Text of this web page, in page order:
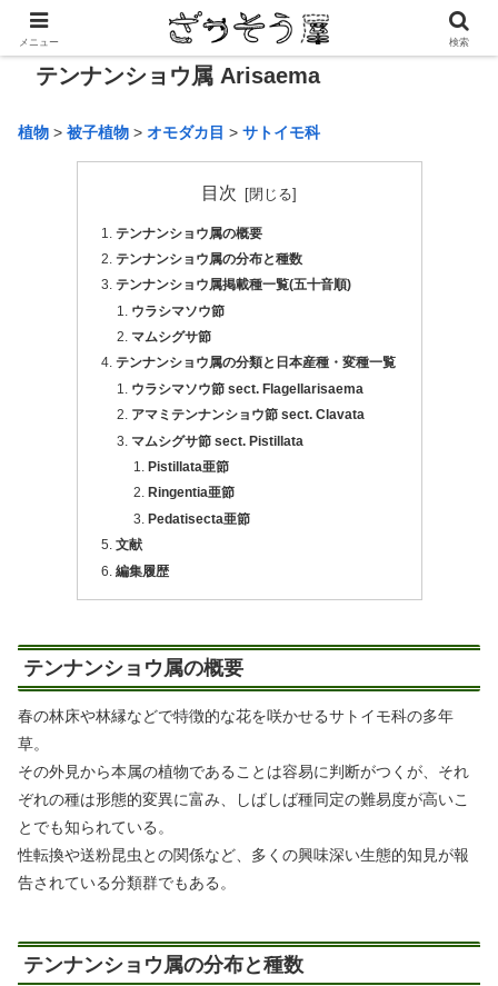
テンナンショウ属 Arisaema
植物 > 被子植物 > オモダカ目 > サトイモ科
目次
テンナンショウ属の概要
テンナンショウ属の分布と種数
テンナンショウ属掲載種一覧(五十音順)
ウラシマソウ節
マムシグサ節
テンナンショウ属の分類と日本産種・変種一覧
ウラシマソウ節 sect. Flagellarisaema
アマミテンナンショウ節 sect. Clavata
マムシグサ節 sect. Pistillata
Pistillata亜節
Ringentia亜節
Pedatisecta亜節
文献
編集履歴
テンナンショウ属の概要
春の林床や林縁などで特徴的な花を咲かせるサトイモ科の多年
草。
その外見から本属の植物であることは容易に判断がつくが、それ
ぞれの種は形態的変異に富み、しばしば種同定の難易度が高いこ
とでも知られている。
性転換や送粉昆虫との関係など、多くの興味深い生態的知見が報
告されている分類群でもある。
テンナンショウ属の分布と種数
メニュー 検索